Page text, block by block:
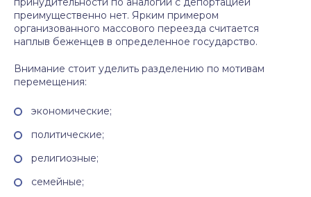
преимущественно нет. Ярким примером
организованного массового переезда считается
наплыв беженцев в определенное государство.
Внимание стоит уделить разделению по мотивам
перемещения:
экономические;
политические;
религиозные;
семейные;